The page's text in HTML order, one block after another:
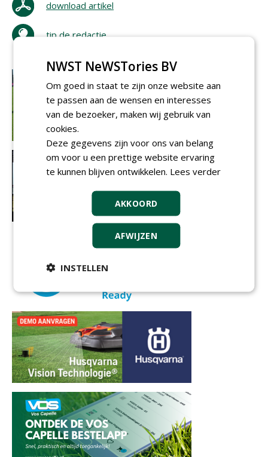
download artikel
tip de redactie
NWST NeWSTories BV
Om goed in staat te zijn onze website aan
te passen aan de wensen en interesses
van de bezoeker, maken wij gebruik van
cookies.
Deze gegevens zijn voor ons van belang
om voor u een prettige website ervaring
te kunnen blijven ontwikkelen. Lees verder
AKKOORD
AFWIJZEN
INSTELLEN